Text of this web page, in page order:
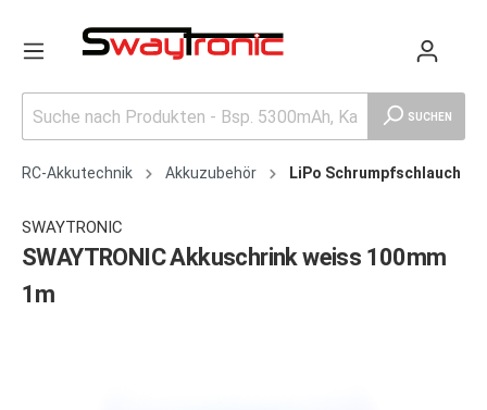
SUCHEN
RC-Akkutechnik Akkuzubehör LiPo Schrumpfschlauch
SWAYTRONIC
SWAYTRONIC Akkuschrink weiss 100mm
1m